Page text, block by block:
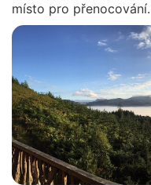
místo pro přenocování.